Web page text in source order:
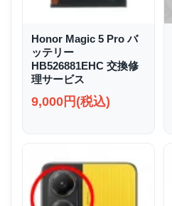
Honor Magic 5 Pro バ
ッテリー
HB526881EHC 交換修
理サービス
9,000円(税込)